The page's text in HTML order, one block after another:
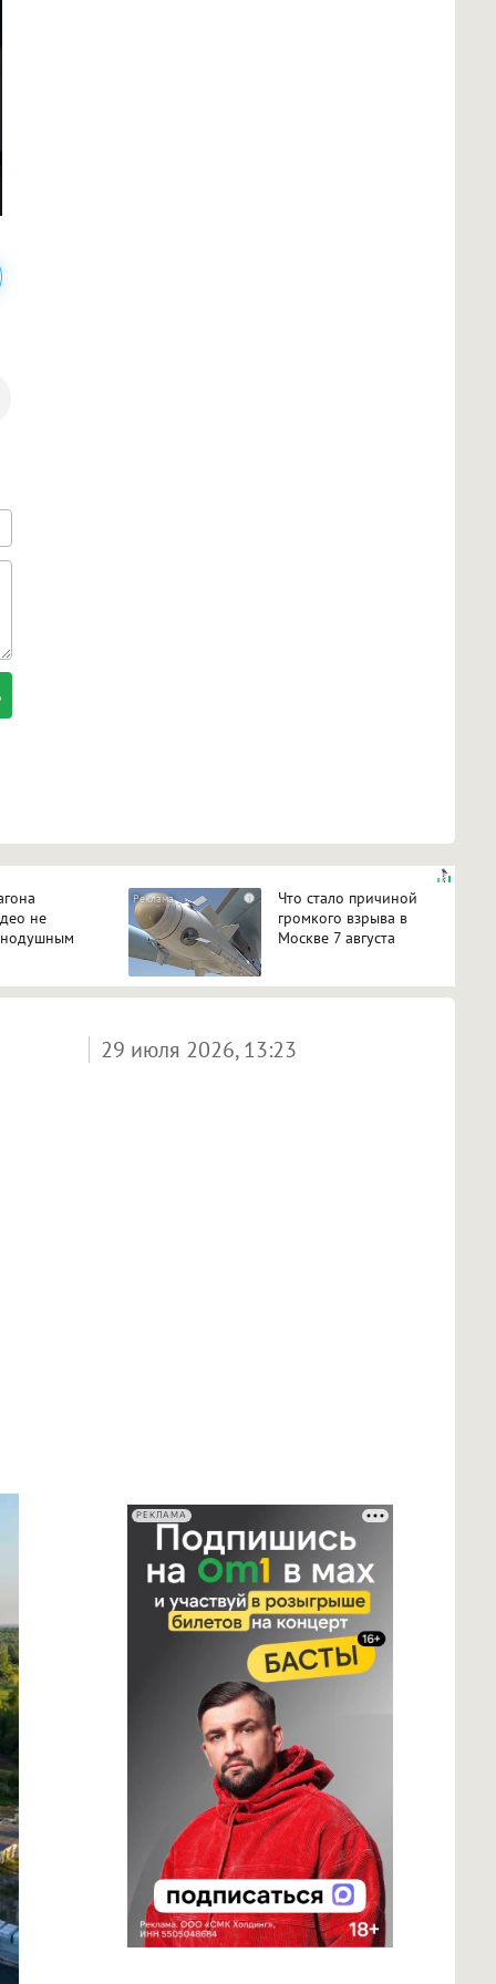
не
i
Что стало причиной
громкого взрыва в
Москве 7 августа
29 июля 2026, 13:23
РЕКЛАМА